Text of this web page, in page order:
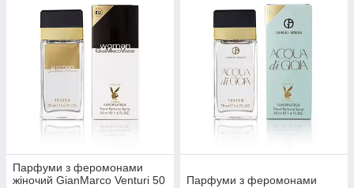
Парфуми з феромонами
жіночий GianMarco Venturi 50
Парфуми з феромонами